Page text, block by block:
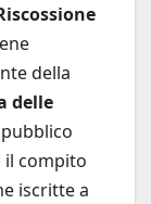
della
delle
pubblico
il compito
iscritte a